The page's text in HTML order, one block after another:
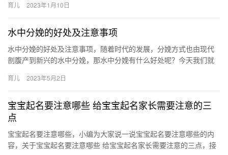
子…
育儿 2023年1月10日
水中分娩的好处及注意事项
水中分娩的好处及注意事项，随着时代的发展，分娩方式也由现代
剖腹产到新兴的水中分娩，那水中分娩有什么好处呢？今天我们就
主…
育儿 2023年5月2日
宝宝起名要注意哪些 给宝宝起名家长需要注意的三
点
宝宝起名要注意哪些，小编为大家说一说宝宝起名要注意哪些的内
容，关于宝宝起名要注意哪些 给宝宝起名家长需要注意的三点，接